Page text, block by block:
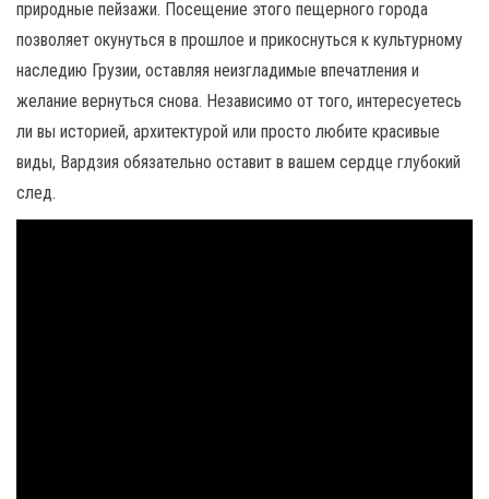
природные пейзажи. Посещение этого пещерного города
позволяет окунуться в прошлое и прикоснуться к культурному
наследию Грузии, оставляя неизгладимые впечатления и
желание вернуться снова. Независимо от того, интересуетесь
ли вы историей, архитектурой или просто любите красивые
виды, Вардзия обязательно оставит в вашем сердце глубокий
след.